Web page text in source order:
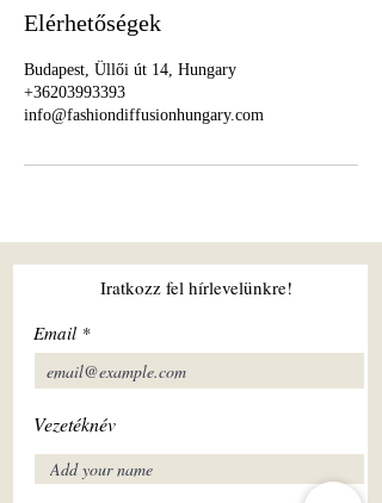
Elérhetőségek
Budapest, Üllői út 14, Hungary
+36203993393
info@fashiondiffusionhungary.com
Iratkozz fel hírlevelünkre!
Email
Vezetéknév